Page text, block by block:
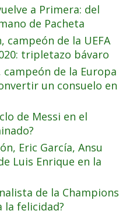
a Primera: del
de Pacheta
campeón de la UEFA
tripletazo bávaro
campeón de la Europa
un consuelo en
de Messi en el
Eric García, Ansu
Luis Enrique en la
de la Champions
la felicidad?